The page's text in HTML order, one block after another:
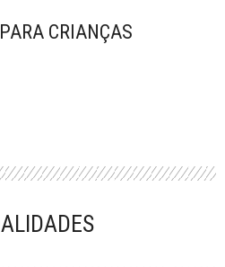
CRIANÇAS